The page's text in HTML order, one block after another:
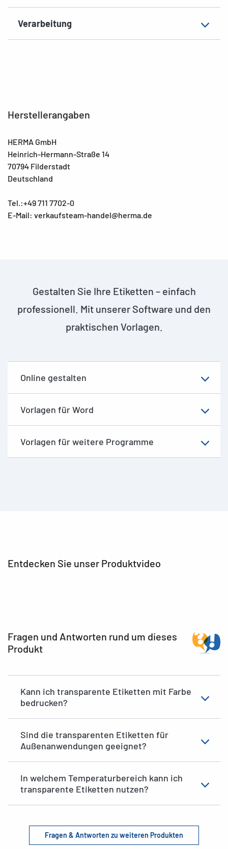
Verarbeitung
Herstellerangaben
HERMA GmbH
Heinrich-Hermann-Straße 14
70794 Filderstadt
Deutschland
Tel.:+49 711 7702-0
E-Mail: verkaufsteam-handel@herma.de
Gestalten Sie Ihre Etiketten – einfach
professionell. Mit unserer Software und den
praktischen Vorlagen.
Online gestalten
Vorlagen für Word
Vorlagen für weitere Programme
Entdecken Sie unser Produktvideo
Fragen und Antworten rund um dieses
Produkt
Kann ich transparente Etiketten mit Farbe
bedrucken?
Sind die transparenten Etiketten für
Außenanwendungen geeignet?
In welchem Temperaturbereich kann ich
transparente Etiketten nutzen?
Fragen & Antworten zu weiteren Produkten